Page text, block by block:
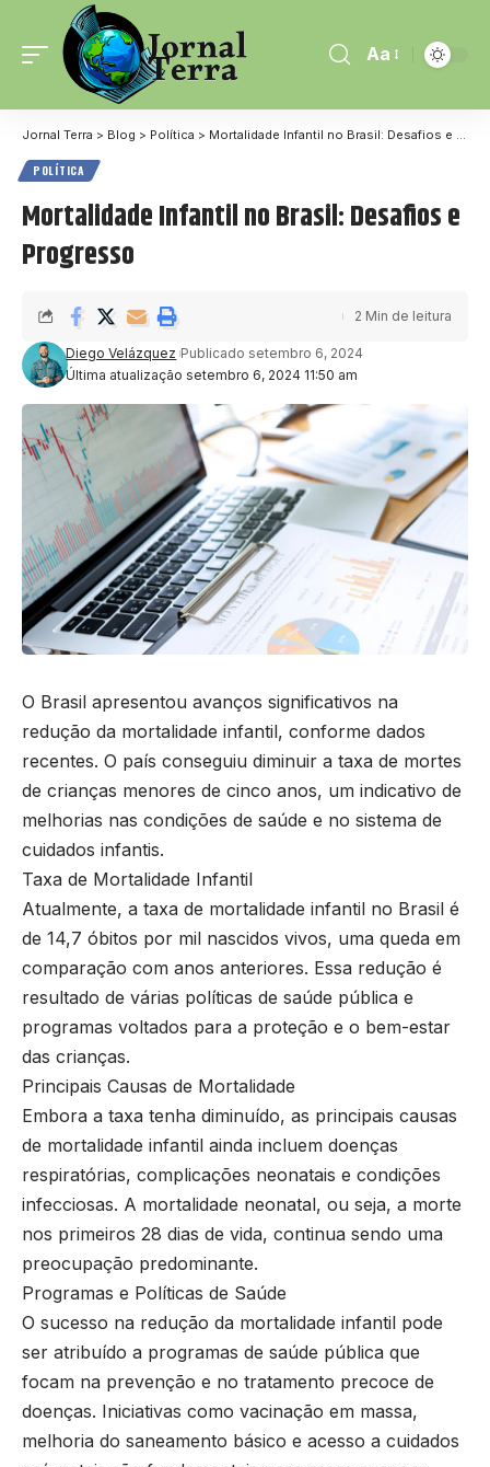
Aa
Jornal Terra > Blog > Política > Mortalidade Infantil no Brasil: Desafios e Progresso
POLÍTICA
Mortalidade Infantil no Brasil: Desafios e
Progresso
Última atualização setembro 6, 2024 11:50 am
Diego Velázquez Publicado setembro 6, 2024
2 Min de leitura
O Brasil apresentou avanços significativos na
redução da mortalidade infantil, conforme dados
recentes. O país conseguiu diminuir a taxa de mortes
de crianças menores de cinco anos, um indicativo de
melhorias nas condições de saúde e no sistema de
cuidados infantis.
Taxa de Mortalidade Infantil
Atualmente, a taxa de mortalidade infantil no Brasil é
de 14,7 óbitos por mil nascidos vivos, uma queda em
comparação com anos anteriores. Essa redução é
resultado de várias políticas de saúde pública e
programas voltados para a proteção e o bem-estar
das crianças.
Principais Causas de Mortalidade
Embora a taxa tenha diminuído, as principais causas
de mortalidade infantil ainda incluem doenças
respiratórias, complicações neonatais e condições
infecciosas. A mortalidade neonatal, ou seja, a morte
nos primeiros 28 dias de vida, continua sendo uma
preocupação predominante.
Programas e Políticas de Saúde
O sucesso na redução da mortalidade infantil pode
ser atribuído a programas de saúde pública que
focam na prevenção e no tratamento precoce de
doenças. Iniciativas como vacinação em massa,
melhoria do saneamento básico e acesso a cuidados